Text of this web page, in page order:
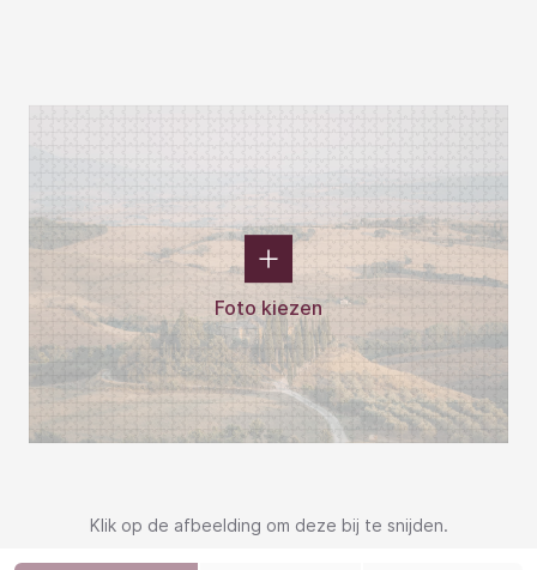
Foto kiezen
Klik op de afbeelding om deze bij te snijden.